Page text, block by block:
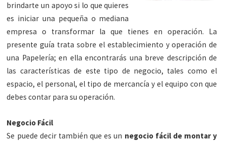
brindarte un apoyo si lo que quieres
es iniciar una pequeña o mediana
empresa o transformar la que tienes en operación. La
presente guía trata sobre el establecimiento y operación de
una Papelería; en ella encontrarás una breve descripción de
las características de este tipo de negocio, tales como el
espacio, el personal, el tipo de mercancía y el equipo con que
debes contar para su operación.
Negocio Fácil
Se puede decir también que es un negocio fácil de montar y